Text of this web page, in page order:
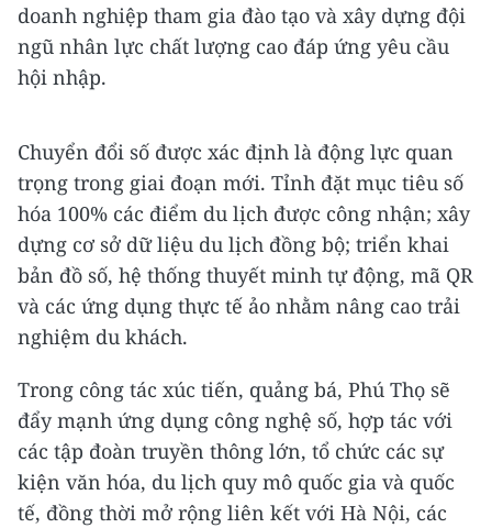
doanh nghiệp tham gia đào tạo và xây dựng đội
ngũ nhân lực chất lượng cao đáp ứng yêu cầu
hội nhập.
Chuyển đổi số được xác định là động lực quan
trọng trong giai đoạn mới. Tỉnh đặt mục tiêu số
hóa 100% các điểm du lịch được công nhận; xây
dựng cơ sở dữ liệu du lịch đồng bộ; triển khai
bản đồ số, hệ thống thuyết minh tự động, mã QR
và các ứng dụng thực tế ảo nhằm nâng cao trải
nghiệm du khách.
Trong công tác xúc tiến, quảng bá, Phú Thọ sẽ
đẩy mạnh ứng dụng công nghệ số, hợp tác với
các tập đoàn truyền thông lớn, tổ chức các sự
kiện văn hóa, du lịch quy mô quốc gia và quốc
tế, đồng thời mở rộng liên kết với Hà Nội, các